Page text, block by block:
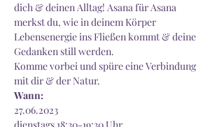
dich & deinen Alltag! Asana für Asana
merkst du, wie in deinem Körper
Lebensenergie ins Fließen kommt & deine
Gedanken still werden.
Komme vorbei und spüre eine Verbindung
mit dir & der Natur. ​
Wann:
27.06.2023